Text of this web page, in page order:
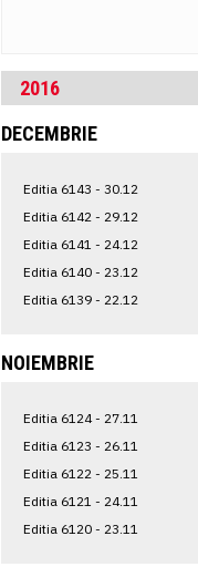
2016
DECEMBRIE
Editia 6143 - 30.12
Editia 6142 - 29.12
Editia 6141 - 24.12
Editia 6140 - 23.12
Editia 6139 - 22.12
NOIEMBRIE
Editia 6124 - 27.11
Editia 6123 - 26.11
Editia 6122 - 25.11
Editia 6121 - 24.11
Editia 6120 - 23.11